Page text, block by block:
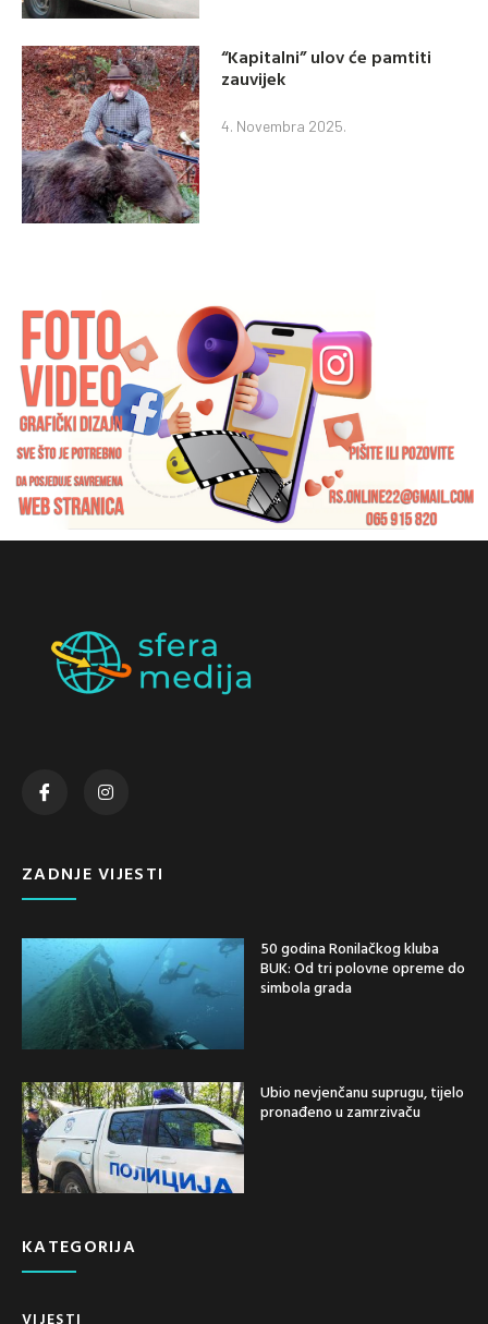
“Kapitalni” ulov će pamtiti
zauvijek
4. Novembra 2025.
ZADNJE VIJESTI
50 godina Ronilačkog kluba
BUK: Od tri polovne opreme do
simbola grada
Ubio nevjenčanu suprugu, tijelo
pronađeno u zamrzivaču
KATEGORIJA
VIJESTI